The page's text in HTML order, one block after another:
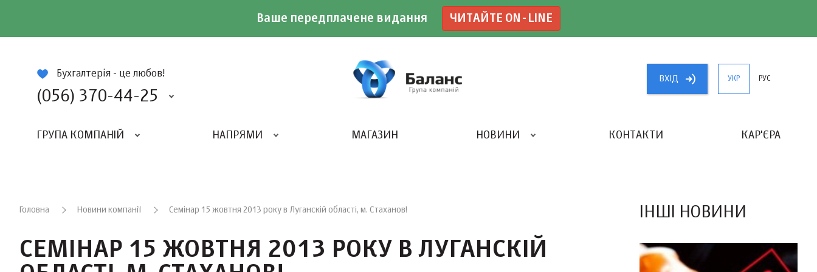
Ваше передплачене видання ЧИТАЙТЕ ON-LINE
Бухгалтерія - це любов!
(056) 370-44-25
ВХIД УКР РУС
ГРУПА КОМПАНІЙ НАПРЯМИ МАГАЗИН НОВИНИ КОНТАКТИ КАР'ЄРА
Головна Новини компанії Семінар 15 жовтня 2013 року в Луганскій області, м. Стаханов!
СЕМІНАР 15 ЖОВТНЯ 2013 РОКУ В ЛУГАНСКІЙ
ІНШІ НОВИНИ